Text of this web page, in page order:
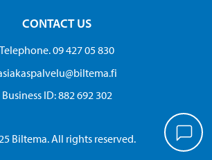
CONTACT US
Telephone. 09 427 05 830
Business ID:​ 882 692 302
Biltema. All rights reserved.